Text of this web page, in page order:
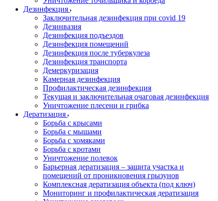
Дезинфекция
Заключительная дезинфекция при covid 19
Дезинвазия
Дезинфекция подъездов
Дезинфекция помещений
Дезинфекция после туберкулеза
Дезинфекция транспорта
Демеркуризация
Камерная дезинфекция
Профилактическая дезинфекция
Текущая и заключительная очаговая дезинфекция
Уничтожение плесени и грибка
Дератизация
Борьба с крысами
Борьба с мышами
Борьба с хомяками
Борьба с кротами
Уничтожение полевок
Барьерная дератизация – защита участка и
помещений от проникновения грызунов
Комплексная дератизация объекта (под ключ)
Мониторинг и профилактическая дератизация